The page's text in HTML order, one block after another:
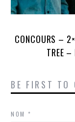
CONCOURS –
TREE
BE FIRST TO
NOM*